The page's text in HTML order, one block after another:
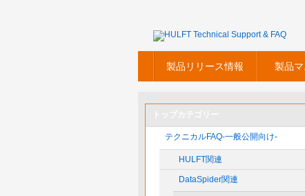
製品リリース情報 製品
テクニカルFAQ-一般公開向け-
HULFT関連
DataSpider関連